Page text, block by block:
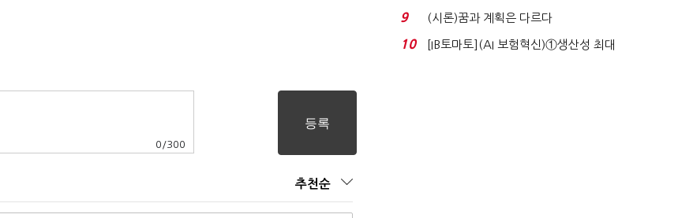
0 /300
추천순
실적 견인은 은행 ...
9 (시론)꿈과 계획은 다르다
10
[IB토마토](AI 보험혁신)①생산성 최대